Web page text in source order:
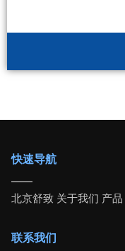
快速导航
北京舒致 关于我们 产品
联系我们